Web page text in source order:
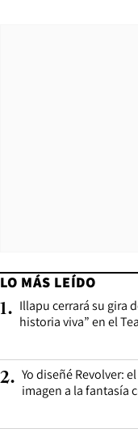
LO MÁS LEÍDO
1. Illapu cerrará su gira
historia viva” en el
2. Yo diseñé Revolver:
imagen a la fantasía